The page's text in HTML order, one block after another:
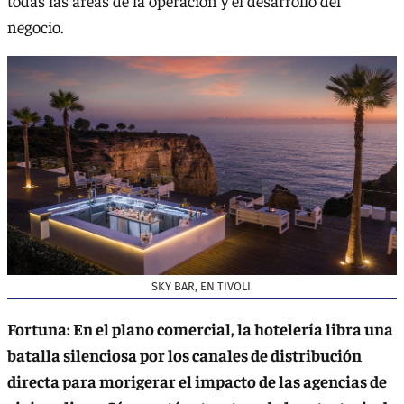
negocio.
SKY BAR, EN TIVOLI
Fortuna: En el plano comercial, la hotelería libra una
batalla silenciosa por los canales de distribución
directa para morigerar el impacto de las agencias de